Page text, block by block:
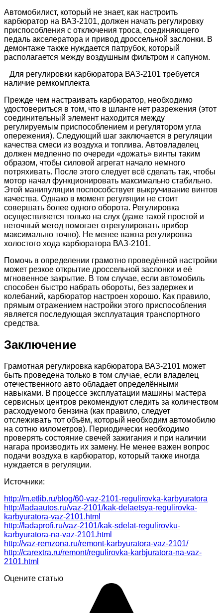
Автомобилист, который не знает, как настроить
карбюратор на ВАЗ-2101, должен начать регулировку
приспособления с отключения троса, соединяющего
педаль акселератора и привод дроссельной заслонки. В
демонтаже также нуждается патрубок, который
располагается между воздушным фильтром и сапуном.
Для регулировки карбюратора ВАЗ-2101 требуется
наличие ремкомплекта
Прежде чем настраивать карбюратор, необходимо
удостовериться в том, что в шланге нет разрежения (этот
соединительный элемент находится между
регулируемым приспособлением и регулятором угла
опережения). Следующий шаг заключается в регуляции
качества смеси из воздуха и топлива. Автовладелец
должен медленно по очереди «дожать» винты таким
образом, чтобы силовой агрегат начало немного
потряхивать. После этого следует всё сделать так, чтобы
мотор начал функционировать максимально стабильно.
Этой манипуляции поспособствует выкручивание винтов
качества. Однако в момент регуляции не стоит
совершать более одного оборота. Регулировка
осуществляется только на слух (даже такой простой и
неточный метод помогает отрегулировать прибор
максимально точно). Не менее важна регулировка
холостого хода карбюратора ВАЗ-2101.
Помочь в определении грамотно проведённой настройки
может резкое открытие дроссельной заслонки и её
мгновенное закрытие. В том случае, если автомобиль
способен быстро набрать обороты, без задержек и
колебаний, карбюратор настроен хорошо. Как правило,
прямым отражением настройки этого приспособления
является последующая эксплуатация транспортного
средства.
Заключение
Грамотная регулировка карбюратора ВАЗ-2101 может
быть проведена только в том случае, если владелец
отечественного авто обладает определёнными
навыками. В процессе эксплуатации машины мастера
сервисных центров рекомендуют следить за количеством
расходуемого бензина (как правило, следует
отслеживать тот объём, который необходим автомобилю
на сотню километров). Периодически необходимо
проверять состояние свечей зажигания и при наличии
нагара производить их замену. Не менее важен вопрос
подачи воздуха в карбюратор, который также иногда
нуждается в регуляции.
Источники:
http://m.etlib.ru/blog/60-vaz-2101-regulirovka-karbyuratora
http://ladaautos.ru/vaz-2101/kak-delaetsya-regulirovka-
karbyuratora-vaz-2101.html
http://ladaprofi.ru/vaz-2101/kak-sdelat-regulirovku-
karbyuratora-na-vaz-2101.html
http://vaz-remzona.ru/remont-karbyuratora-vaz-2101/
http://carextra.ru/remont/regulirovka-karbjuratora-na-vaz-
2101.html
Оцените статью